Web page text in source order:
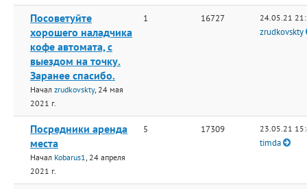
Посоветуйте
хорошего наладчика
кофе автомата, с
выездом на точку.
Заранее спасибо.
Начал zrudkovskty, 24 мая
2021 г.
1 16727 24.05.21
zrudkovskty
Посредники аренда
места
Начал Kobarus1, 24 апреля
2021 г.
5 17309 23.05.21
timda